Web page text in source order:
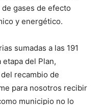
gases de efecto
y energético.
sumadas a las 191
del Plan,
recambio de
para nosotros recibir
municipio no lo